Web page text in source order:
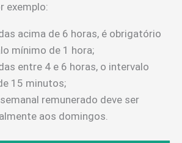
exemplo:
acima de 6 horas, é obrigatório
mínimo de 1 hora;
entre 4 e 6 horas, o intervalo
15 minutos;
remunerado deve ser
aos domingos.